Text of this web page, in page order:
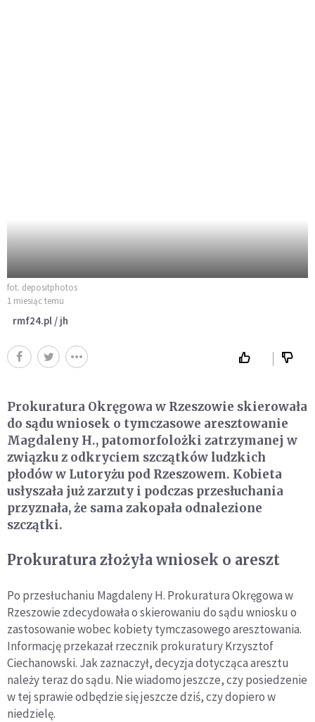
fot. depositphotos
1 miesiąc temu
rmf24.pl / jh
Prokuratura Okręgowa w Rzeszowie skierowała
do sądu wniosek o tymczasowe aresztowanie
Magdaleny H., patomorfolożki zatrzymanej w
związku z odkryciem szczątków ludzkich
płodów w Lutoryżu pod Rzeszowem. Kobieta
usłyszała już zarzuty i podczas przesłuchania
przyznała, że sama zakopała odnalezione
szczątki.
Prokuratura złożyła wniosek o areszt
Po przesłuchaniu Magdaleny H. Prokuratura Okręgowa w
Rzeszowie zdecydowała o skierowaniu do sądu wniosku o
zastosowanie wobec kobiety tymczasowego aresztowania.
Informację przekazał rzecznik prokuratury Krzysztof
Ciechanowski. Jak zaznaczył, decyzja dotycząca aresztu
należy teraz do sądu. Nie wiadomo jeszcze, czy posiedzenie
w tej sprawie odbędzie się jeszcze dziś, czy dopiero w
niedzielę.